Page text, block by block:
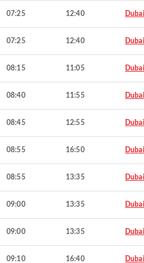
07:25 12:40 Dubai
07:25 12:40 Dubai
08:15 11:05 Dubai
08:40 11:55 Dubai
08:45 12:55 Dubai
08:55 16:50 Dubai
08:55 13:35 Dubai
09:00 13:35 Dubai
09:00 13:35 Dubai
09:10 16:40 Dubai